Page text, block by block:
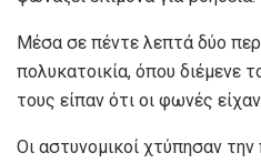
Μέσα σε πέντε λεπτά δύο
πολυκατοικία, όπου διέμενε
τους είπαν ότι οι φωνές
Οι αστυνομικοί χτύπησαν